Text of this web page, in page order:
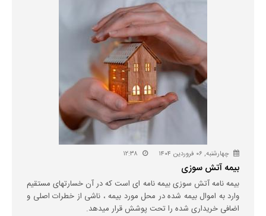
چهارشنبه, ۰۶ فروردین ۱۴۰۴ ۱۲:۳۸
بیمه آتش سوزی
بیمه نامه آتش سوزی بیمه نامه ای است که در آن خسارتهای مستقیم
وارد به اموال بیمه شده در محل مورد بیمه ، ناشی از خطرات اصلی و
اضافی خریداری شده را تحت پوشش قرار میدهد.